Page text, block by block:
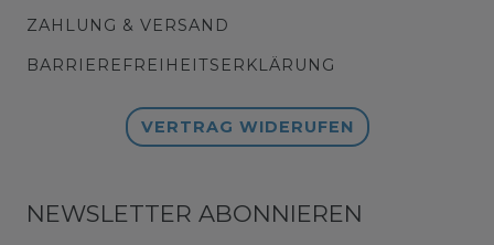
ZAHLUNG & VERSAND
BARRIEREFREIHEITSERKLÄRUNG
VERTRAG WIDERUFEN
NEWSLETTER ABONNIEREN